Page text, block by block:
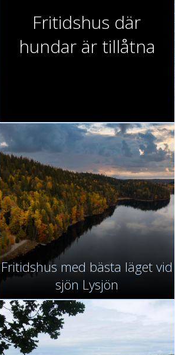
Fritidshus där
hundar är tillåtna
Fritidshus med bästa läget vid
sjön Lysjön